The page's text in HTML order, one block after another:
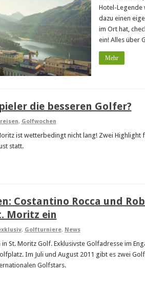
Hotel-Legende
dazu einen
im Ort hat,
ein! Alles über
Mehr
die besseren Golfer?
, Golfwochen
ist wetterbedingt nicht lang! Zwei
statt.
Costantino Rocca und
Moritz ein
, Golfturniere, News
St. Moritz Golf. Exklusivste Golfadresse im
Im Juli und August 2011 gibt es zwei
Golfstars.